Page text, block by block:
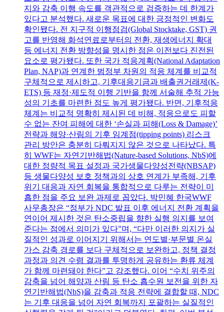
지와 감축 이행 속도를 객관적으로 검증하는 데 한계가
있다고 분석했다. 새로운 목표에 대한 긍정적인 변화도
확인됐다. 전 지구적 이행점검(Global Stocktake, GST) 권
고를 반영해 화석연료로부터의 전환, 재생에너지 확대
등 에너지 전환 방향성을 명시한 점은 이전보다 진전된
요소로 평가됐다. 또한 국가 적응계획(National Adaptation
Plan, NAP)과 연계한 범정부 차원의 적응 체계를 비교적
구체적으로 제시하고, 기후대응기금과 배출권거래제(K-
ETS) 등 재정·제도적 이행 기반을 함께 서술해 추적 가능
성의 기초를 마련한 점도 높게 평가됐다. 반면, 기후적응
체계는 비교적 명확히 제시된 데 비해, 적응으로도 피할
수 없는 잔여 피해에 대한 ‘손실과 피해(Loss & Damage)’
전략과 해양·산림의 기후 임계점(tipping points) 리스크
관리 방안은 충분히 다뤄지지 않은 것으로 나타났다. 특
히 WWF는 자연기반해법(Nature-based Solutions, NbS)에
대한 정량적 목표 설정과 국가생물다양성전략(NBSAP)
등 생물다양성 보호 정책과의 상호 연계가 부족해, 기후
위기 대응과 자연 회복을 통합적으로 다루는 전략이 미
흡한 점을 주요 보완 과제로 꼽았다. 박민혜 한국WWF
사무총장은 “정부가 NDC 발표 이후 에너지 전환 계획을
연이어 제시한 것은 탄소중립을 향한 실행 의지를 보여
준다는 점에서 의미가 있다”며, “다만 이러한 의지가 실
질적인 성과로 이어지기 위해서는 연도별·부문별 온실
가스 감축 경로를 보다 구체적으로 보완하고, 정책 결정
과정과 의견 수렴 결과를 투명하게 공유하는 환류 체계
가 함께 마련돼야 한다”고 강조했다. 이어 “수치 위주의
감축을 넘어 해양과 산림 등 탄소 흡수원 보전을 위한 자
연기반해법(NbS)을 감축과 적응 전략에 결합할 때, NDC
는 기후 대응을 넘어 자연 회복까지 포괄하는 실질적인